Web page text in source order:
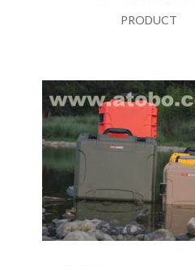
PRODUCT